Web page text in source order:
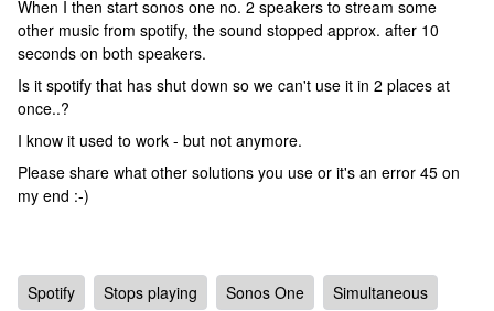
When I then start sonos one no. 2 speakers to stream some
other music from spotify, the sound stopped approx. after 10
seconds on both speakers.
Is it spotify that has shut down so we can't use it in 2 places at
once..?
I know it used to work - but not anymore.
Please share what other solutions you use or it's an error 45 on
my end :-)
Spotify Stops playing Sonos One Simultaneous